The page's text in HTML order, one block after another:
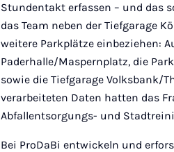
Stundentakt erfassen – und das
das Team neben der Tiefgarage
weitere Parkplätze einbeziehen:
Paderhalle/Maspernplatz, die
sowie die Tiefgarage Volksbank/
verarbeiteten Daten hatten das
Abfallentsorgungs- und
Bei ProDaBi entwickeln und